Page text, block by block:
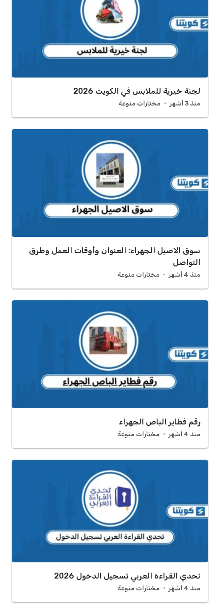
لجنة خيرية للملابس في الكويت 2026
منذ 3 أشهر مختارات منوعة
سوق الاصيل الجهراء: العنوان وأوقات العمل وطرق
التواصل
منذ 4 أشهر مختارات منوعة
رقم فطاير الباص الجهراء
منذ 4 أشهر مختارات منوعة
تحدي القراءة العربي تسجيل الدخول 2026
منذ 4 أشهر مختارات منوعة